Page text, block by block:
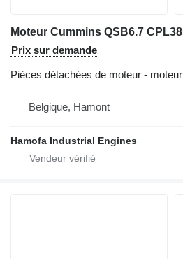
Prix sur demande
Pièces détachées de moteur - moteur
Belgique, Hamont
Hamofa Industrial Engines